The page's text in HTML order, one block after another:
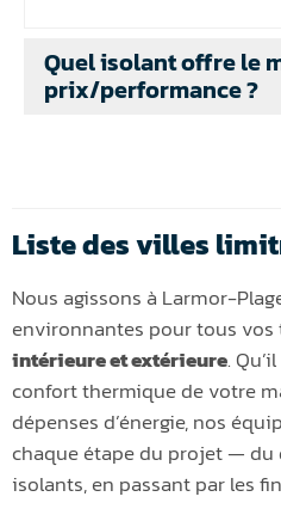
Quel isolant offre le
prix/performance ?
Liste des villes
Nous agissons à Larmor-
environnantes pour tous vos
intérieure et extérieure.
confort thermique de votre
dépenses d’énergie, nos
chaque étape du projet — du
isolants, en passant par les